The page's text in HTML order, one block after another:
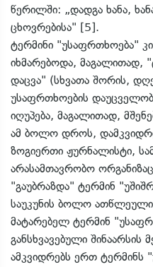
წერილში: „დადგა ხანა,
ცხოვრებისა" [5].
ტერმინი "უსაფრთხოება"
იხმარებოდა, მაგალითად,
დაცვა" (სხვათა შორის,
უსაფრთხოების
იღუპება, მაგალითად,
ამ ბოლო დროს,
ზოგიერთი ჟურნალისტი,
არასამთავრობო
"გაუბრაზდა" ტერმინ
საუკუნის ბოლო
მატარებელ ტერმინ
განსხვავებული შინაარსის
ამკვიდრებს ერთ ტერმინს